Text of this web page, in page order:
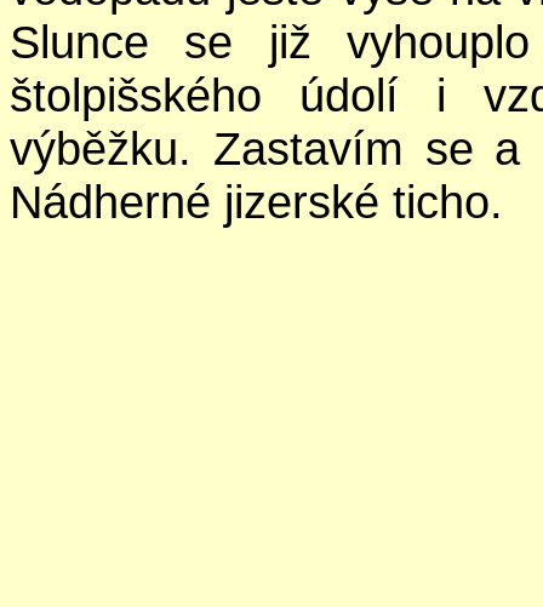
Slunce se již
štolpišského údolí i
výběžku. Zastavím se
Nádherné jizerské ticho.